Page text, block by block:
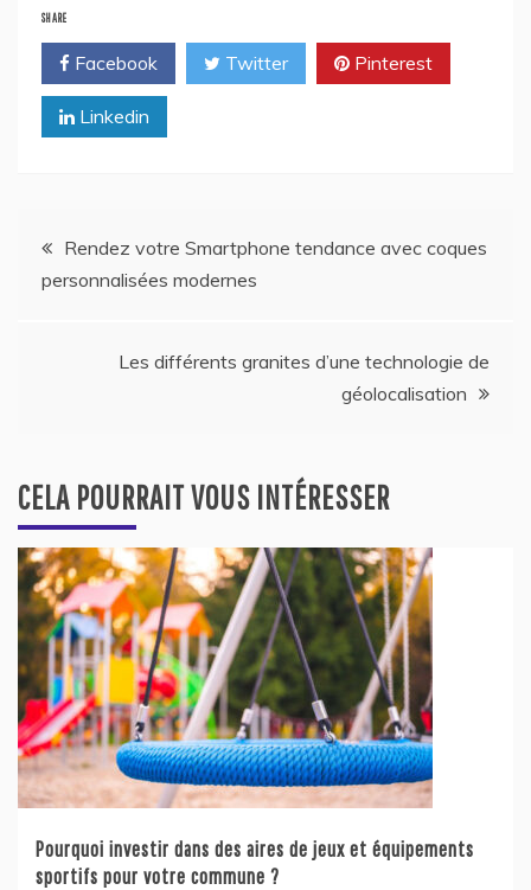
SHARE
Facebook Twitter Pinterest
Linkedin
Navigation
de
Rendez votre Smartphone tendance avec coques
personnalisées modernes
Les différents granites d’une technologie de
géolocalisation
CELA POURRAIT VOUS INTÉRESSER
Pourquoi investir dans des aires de jeux et équipements
sportifs pour votre commune ?